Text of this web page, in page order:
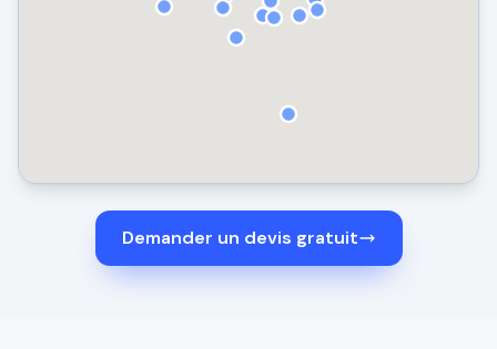
Demander un devis gratuit